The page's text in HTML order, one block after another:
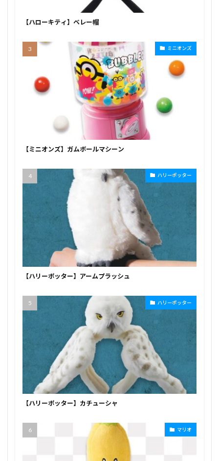
【ハローキティ】ベレー帽
ミニオンズ
【ミニオンズ】ガムボールマシーン
ハリーポッター
【ハリーポッター】アームプラッシュ
ハリーポッター
【ハリーポッター】カチューシャ
マリオ